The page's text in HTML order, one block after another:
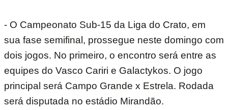
- O Campeonato Sub-15 da Liga do Crato, em
sua fase semifinal, prossegue neste domingo com
dois jogos. No primeiro, o encontro será entre as
equipes do Vasco Cariri e Galactykos. O jogo
principal será Campo Grande x Estrela. Rodada
será disputada no estádio Mirandão.